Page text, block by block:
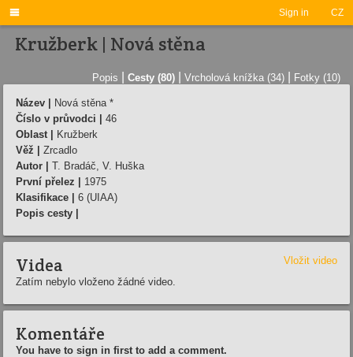
Sign in CZ

Kružberk | Nová stěna
Popis Cesty (80) Vrcholová knížka (34) Fotky (10)
Název |
Nová stěna *
Číslo v průvodci |
46
Oblast |
Kružberk
Věž |
Zrcadlo
Autor |
T. Bradáč, V. Huška
První přelez |
1975
Klasifikace |
6 (UIAA)
Popis cesty |
Videa
Vložit video
Zatím nebylo vloženo žádné video.
Komentáře
You have to sign in first to add a comment.